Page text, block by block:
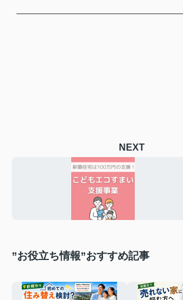
NEXT
”お役立ち情報”おすすめ記事